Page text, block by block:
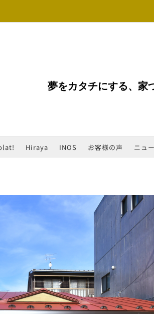
夢をカタチにする、家
Hiraya INOS お客様の声 ニュ